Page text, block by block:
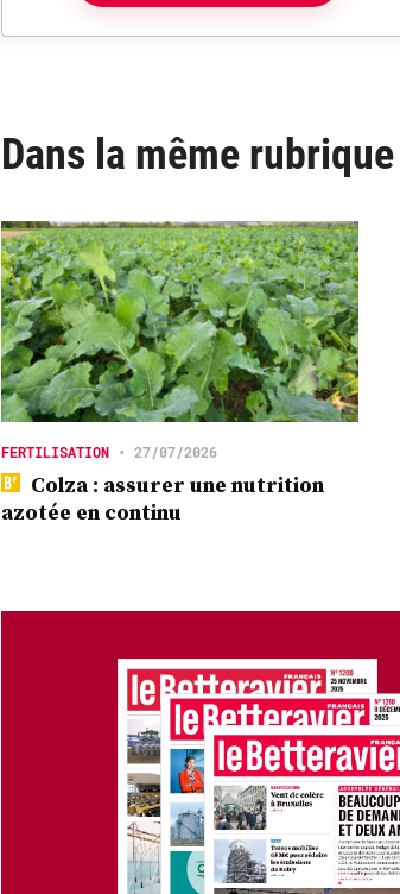
Dans la même rubrique
FERTILISATION • 27/07/2026
Colza : assurer une nutrition
azotée en continu